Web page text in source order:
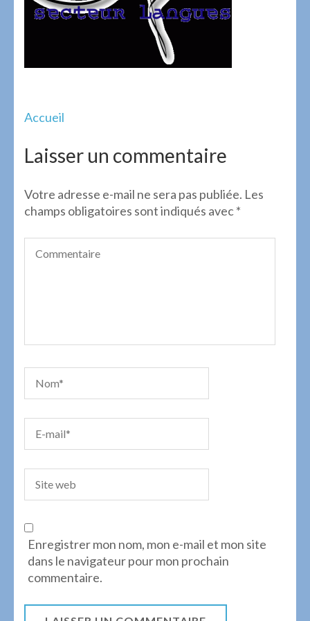
Navigation
l’article
Accueil
Laisser un commentaire
Votre adresse e-mail ne sera pas publiée. Les
champs obligatoires sont indiqués avec*
Enregistrer mon nom, mon e-mail et mon site
dans le navigateur pour mon prochain
commentaire.